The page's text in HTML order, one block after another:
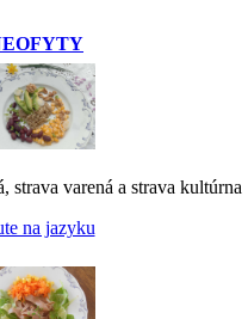
strava varená a strava kultúrna
na jazyku